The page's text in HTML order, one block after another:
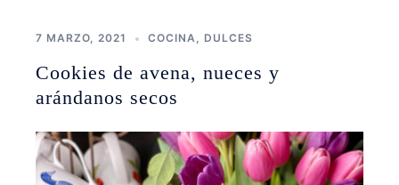
7 MARZO, 2021 COCINA, DULCES
Cookies de avena, nueces y
arándanos secos